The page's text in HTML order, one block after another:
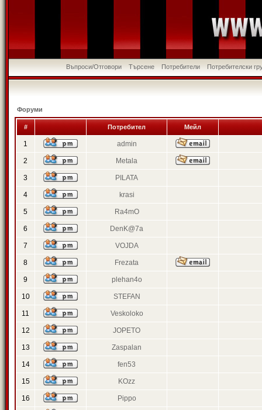
Въпроси/Отговори Търсене Потребители Потребителски
Форуми
# Потребител Мейл
1 admin
2 Metala
3 PILATA
4 krasi
5 Ra4mO
6 DenK@7a
7 VOJDA
8 Frezata
9 plehan4o
10 STEFAN
11 Veskoloko
12 JOPETO
13 Zaspalan
14 fen53
15 KOzz
16 Pippo